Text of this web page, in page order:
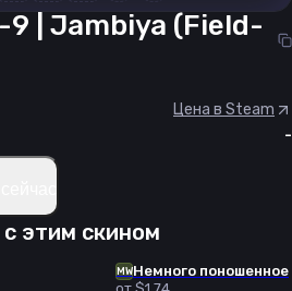
| Jambiya (Field-
Цена в Steam
-
этим скином
MWНемного поношенное